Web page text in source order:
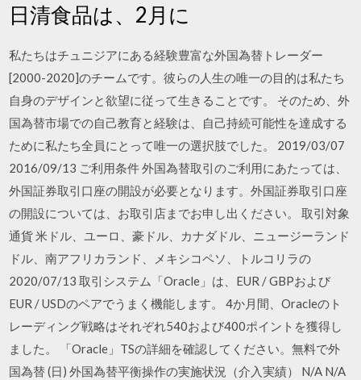
日清食品は、2月に
私たちはチュニジアにある経験豊富な外国為替トレーダー
[2000-2020]のチームです。彼らの人生の唯一の目的は私たち
自身のデザインと欲望に従って生きることです。 そのため、外
国為替市場での自己教育と経験は、自己持続可能性を達成する
ために私たち全員にとって唯一の選択肢でした。 2019/03/07
2016/09/13 ご利用条件 外国為替取引のご利用にあたっては、
外国証券取引口座の開設が必要となります。外国証券取引口座
の開設については、お取引店までお申し出ください。 取引対象
通貨 米ドル、ユーロ、豪ドル、カナダドル、ニュージーランド
ドル、南アフリカランド、メキシコペソ、トルコリラの
2020/07/13 取引システム「Oracle」は、EUR / GBPおよび
EUR / USDのペアでうまく機能します。 4か月間、Oracleのト
レーディング戦略はそれぞれ540および400ポイントを獲得し
ました。 「Oracle」TSの詳細を確認してください。無料で外
国為替 (日) 外国為替平衡操作の実施状況（介入実績） N/A N/A